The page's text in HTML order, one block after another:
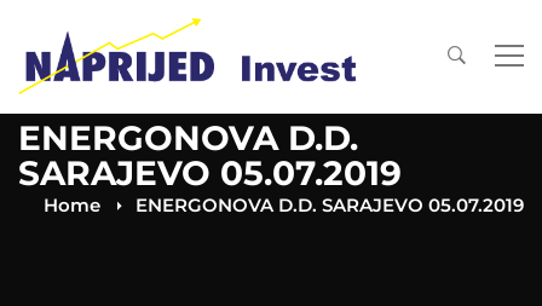
ENERGONOVA D.D.
SARAJEVO 05.07.2019
Home ENERGONOVA D.D. SARAJEVO 05.07.2019